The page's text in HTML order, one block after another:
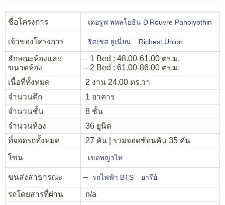
ชื่อโครงการ เดอรูฟ พหลโยธิน D’Rouvre Paholyothin
เจ้าของโครงการ ริสเชส ยูเนี่ยน Richest Union
ลักษณะห้องและ
ขนาดห้อง
– 1 Bed : 48.00-61.00 ตร.ม.
– 2 Bed : 61.00-86.00 ตร.ม.
เนื้อที่ทั้งหมด
2 งาน 24.00 ตร.วา
จำนวนตึก
1 อาคาร
จำนวนชั้น
8 ชั้น
จำนวนห้อง
36 ยูนิต
ที่จอดรถทั้งหมด
27 คัน | รวมจอดซ้อนคัน 35 คัน
โซน
เขตพญาไท
ขนส่งสาธารณะ – รถไฟฟ้า BTS อารีย์
รถโดยสารที่ผ่าน n/a